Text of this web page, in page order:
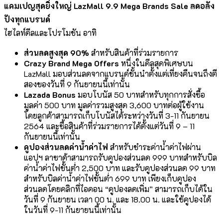
แคมเปญสุดยิ่งใหญ่ LazMall 9.9 Mega Brands Sale ลดอลัง
ปังทุกแบรนด์
ไฮไลท์ดีลและโปรโมชัน อาทิ
ส่วนลดสูงสุด 90% สำหรับสินค้าที่ร่วมรายการ
Crazy Brand Mega Offers หนึ่งในดีลสุดพิเศษบน
LazMall มอบส่วนลดจากแบรนด์ชั้นนำตั้งแต่เที่ยงคืนจนถึงตี
สองของวันที่ 9 กันยายนนี้เท่านั้น
Lazada Bonus มอบโบนัส 50 บาทสำหรับทุกการสั่งซื้อ
มูลค่า 500 บาท มูลค่ารวมสูงสุด 3,600 บาทต่อผู้ใช้งาน
โดยลูกค้าสามารถเก็บโบนัสได้ระหว่างวันที่ 3-11 กันยายน
2564 และซื้อสินค้าที่ร่วมรายการได้ตั้งแต่วันที่ 9 – 11
กันยายนนี้เท่านั้น
คูปองส่วนลดค่าน้ำค่าไฟ สำหรับชำระค่าน้ำค่าไฟผ่าน
แอปฯ ลาซาด้าสามารถรับคูปองส่วนลด 999 บาทสำหรับบิล
ค่าน้ำค่าไฟขั้นต่ำ 2,500 บาท และรับคูปองส่วนลด 99 บาท
สำหรับบิลค่าน้ำค่าไฟขั้นต่ำ 699 บาท เพียงเก็บคูปอง
ส่วนลดโดยคลิกที่ไอคอน “คูปองลดเพิ่ม” สามารถเก็บได้ใน
วันที่ 9 กันยายน เวลา 00 น. และ 18.00 น. และใช้คูปองได้
ในวันที่ 9-11 กันยายนนี้เท่านั้น